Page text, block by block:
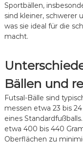
Sportbällen,
sind kleiner, schwerer
was sie ideal für die
macht.
Bällen und
Futsal-Bälle sind
messen etwa 23 bis
eines
etwa 400 bis 440
Oberflächen zu